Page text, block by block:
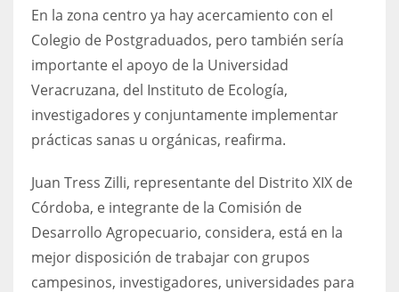
En la zona centro ya hay acercamiento con el
Colegio de Postgraduados, pero también sería
importante el apoyo de la Universidad
Veracruzana, del Instituto de Ecología,
investigadores y conjuntamente implementar
prácticas sanas u orgánicas, reafirma.
Juan Tress Zilli, representante del Distrito XIX de
Córdoba, e integrante de la Comisión de
Desarrollo Agropecuario, considera, está en la
mejor disposición de trabajar con grupos
campesinos, investigadores, universidades para